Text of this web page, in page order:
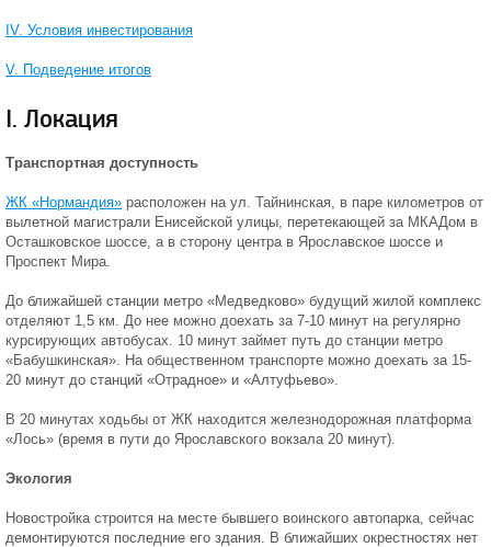
IV. Условия инвестирования
V. Подведение итогов
I. Локация
Транспортная доступность
ЖК «Нормандия» расположен на ул. Тайнинская, в паре километров от
вылетной магистрали Енисейской улицы, перетекающей за МКАДом в
Осташковское шоссе, а в сторону центра в Ярославское шоссе и
Проспект Мира.
До ближайшей станции метро «Медведково» будущий жилой комплекс
отделяют 1,5 км. До нее можно доехать за 7-10 минут на регулярно
курсирующих автобусах. 10 минут займет путь до станции метро
«Бабушкинская». На общественном транспорте можно доехать за 15-
20 минут до станций «Отрадное» и «Алтуфьево».
В 20 минутах ходьбы от ЖК находится железнодорожная платформа
«Лось» (время в пути до Ярославского вокзала 20 минут).
Экология
Новостройка строится на месте бывшего воинского автопарка, сейчас
демонтируются последние его здания. В ближайших окрестностях нет